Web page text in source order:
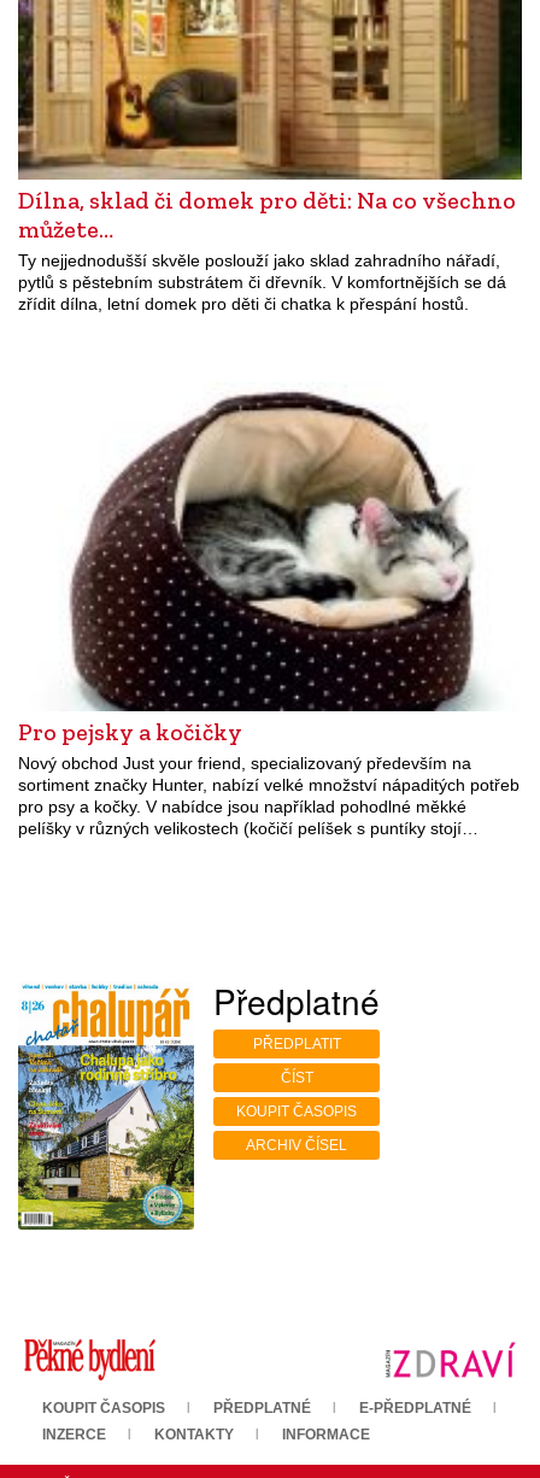
Dílna, sklad či domek pro děti: Na co všechno
můžete…
Ty nejjednodušší skvěle poslouží jako sklad zahradního nářadí,
pytlů s pěstebním substrátem či dřevník. V komfortnějších se dá
zřídit dílna, letní domek pro děti či chatka k přespání hostů.
Pro pejsky a kočičky
Nový obchod Just your friend, specializovaný především na
sortiment značky Hunter, nabízí velké množství nápaditých potřeb
pro psy a kočky. V nabídce jsou například pohodlné měkké
pelíšky v různých velikostech (kočičí pelíšek s puntíky stojí…
Předplatné
PŘEDPLATIT
ČÍST
KOUPIT ČASOPIS
ARCHIV ČÍSEL
KOUPIT ČASOPIS PŘEDPLATNÉ
E-PŘEDPLATNÉ
INZERCE
KONTAKTY INFORMACE